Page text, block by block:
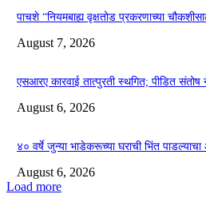
पाचशे “नियमबाह्य वृक्षतोड प्रकरणाच्या
August 7, 2026
एसआरए कारवाई तात्पुरती स्थगित; पीडित संतोष
August 6, 2026
४० वर्षे जुन्या भाडेकरूच्या घराची भिंत
August 6, 2026
Load more